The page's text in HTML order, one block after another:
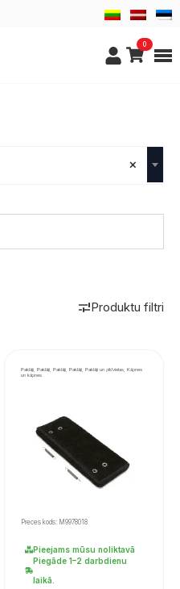
0
×
Produktu filtri
Paklāji, Paklāji, Paklāji, Paklāji, Paklāji un pildvielas, Kāpnes
un kāpnes
Preces kods: M9978018
Pieejams mūsu noliktavā
Piegāde 1–2 darbdienu
laikā.